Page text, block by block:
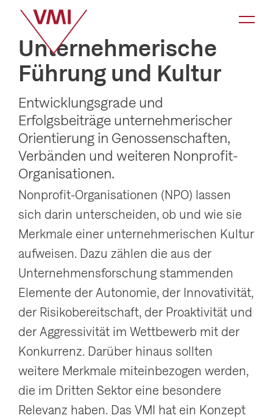
i
N
a
i
g
a
t
o
a
Unternehmerische
Führung und Kultur
Entwicklungsgrade und
Erfolgsbeiträge unternehmerischer
Orientierung in Genossenschaften,
Verbänden und weiteren Nonprofit-
Organisationen.
Nonprofit-Organisationen (NPO) lassen
sich darin unterscheiden, ob und wie sie
Merkmale einer unternehmerischen Kultur
aufweisen. Dazu zählen die aus der
Unternehmensforschung stammenden
Elemente der Autonomie, der Innovativität,
der Risikobereitschaft, der Proaktivität und
der Aggressivität im Wettbewerb mit der
Konkurrenz. Darüber hinaus sollten
weitere Merkmale miteinbezogen werden,
die im Dritten Sektor eine besondere
Relevanz haben. Das VMI hat ein Konzept